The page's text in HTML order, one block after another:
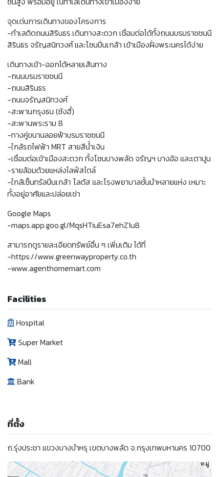
จุดเด่นการเดินทางของโครงการ
-ทำเลติดถนนสิรินธร เดินทางสะดวก เชื่อมต่อได้ทั้งถนนบรมราชชนนี
สิรินธร จรัญสนิทวงศ์ และโซนปิ่นเกล้า เข้าเมืองฝั่งพระนครได้ง่าย
เดินทางเข้า-ออกได้หลายเส้นทาง
-ถนนบรมราชชนนี
-ถนนสิรินธร
-ถนนจรัญสนิทวงศ์
-สะพานกรุงธน (ซังฮี้)
-สะพานพระราม 8
-ทางคู่ขนานลอยฟ้าบรมราชชนนี
-ใกล้รถไฟฟ้า MRT สายสีน้ำเงิน
-เชื่อมต่อเข้าเมืองสะดวก ทั้งโซนบางพลัด จรัญฯ บางอ้อ และเตาปูน
-รายล้อมด้วยแหล่งไลฟ์สไตล์
-ใกล้เซ็นทรัลปิ่นเกล้า โลตัส และโรงพยาบาลชั้นนำหลายแห่ง เหมาะ
ทั้งอยู่อาศัยและปล่อยเช่า
Google Maps
-maps.app.goo.gl/MqsHTiuEsa7ehZ1u8
สามารถดูรายละเอียดทรัพย์อื่น ๆ เพิ่มเติม ได้ที่
-https://www.greenwayproperty.co.th
-www.agenthomemart.com
Facilities
Hospital
Super Market
Mall
Bank
ที่ตั้ง
ถ.รุ่งประชา แขวงบางบำหรุ เขตบางพลัด จ.กรุงเทพมหานคร 10700